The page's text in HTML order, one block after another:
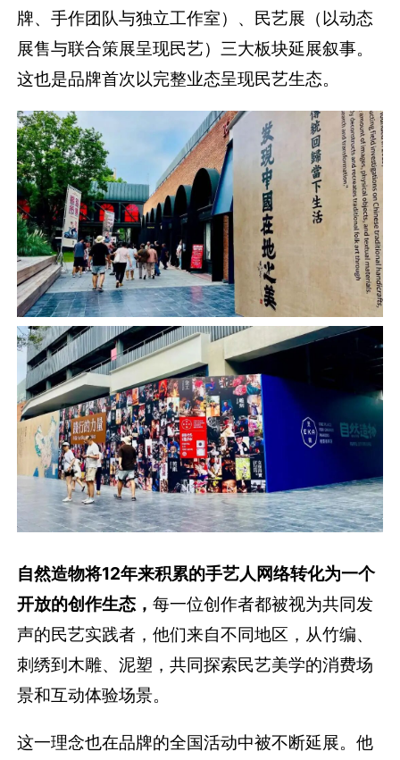
牌、手作团队与独立工作室）、民艺展（以动态
展售与联合策展呈现民艺）三大板块延展叙事。
这也是品牌首次以完整业态呈现民艺生态。
自然造物将12年来积累的手艺人网络转化为一个
开放的创作生态，每一位创作者都被视为共同发
声的民艺实践者，他们来自不同地区，从竹编、
刺绣到木雕、泥塑，共同探索民艺美学的消费场
景和互动体验场景。
这一理念也在品牌的全国活动中被不断延展。他